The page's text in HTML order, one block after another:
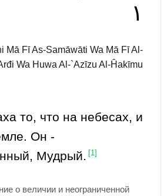
١
Mā Fī As-Samāwāti Wa Mā Fī Al-
Wa Huwa Al-`Azīzu Al-Ĥakīmu
то, что на небесах, и
Он -
Мудрый.
[1]
о величии и неограниченной